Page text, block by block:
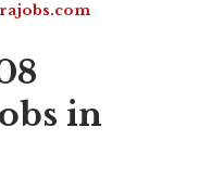
in